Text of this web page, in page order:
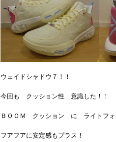
ウェイドシャドウ７！！
今回も クッション性 意識した！！
ＢＯＯＭ クッション に ライトフ
フアフアに安定感もプラス！